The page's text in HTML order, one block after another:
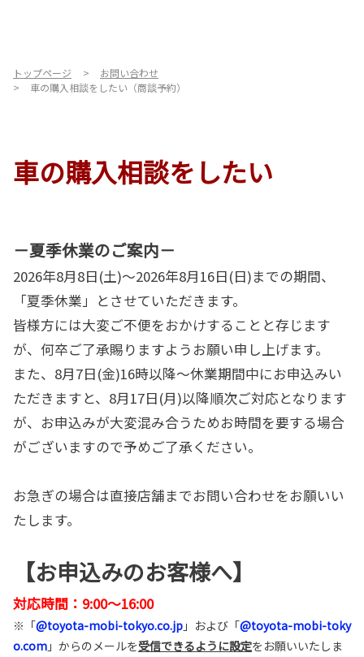
トップページ
お問い合わせ
車の購入相談をしたい（商談予約）
車の購入相談をしたい
－夏季休業のご案内－
2026年8月8日(土)～2026年8月16日(日)までの期間、
「夏季休業」とさせていただきます。
皆様方には大変ご不便をおかけすることと存じます
が、何卒ご了承賜りますようお願い申し上げます。
また、8月7日(金)16時以降～休業期間中にお申込みい
ただきますと、8月17日(月)以降順次ご対応となります
が、お申込みが大変混み合うためお時間を要する場合
がございますので予めご了承ください。
お急ぎの場合は直接店舗までお問い合わせをお願いい
たします。
【お申込みのお客様へ】
対応時間：9:00～16:00
※「@toyota-mobi-tokyo.co.jp 」および「@toyota-mobi-toky
o.com 」からのメールを受信できるよう に設定をお願いいたしま